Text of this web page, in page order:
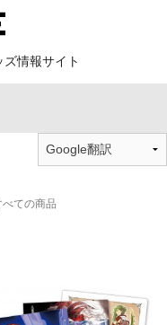
情報サイト
べての商品